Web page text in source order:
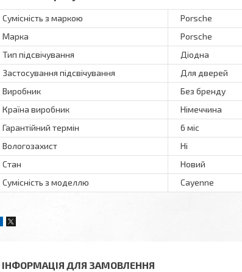
Сумісність з маркою
Porsche
Марка
Porsche
Тип підсвічування
Діодна
Застосування підсвічування
Для дверей
Виробник
Без бренду
Країна виробник
Німеччина
Гарантійний термін
6 міс
Вологозахист
Ні
Стан
Новий
Сумісність з моделлю
Cayenne
ІНФОРМАЦІЯ ДЛЯ ЗАМОВЛЕННЯ